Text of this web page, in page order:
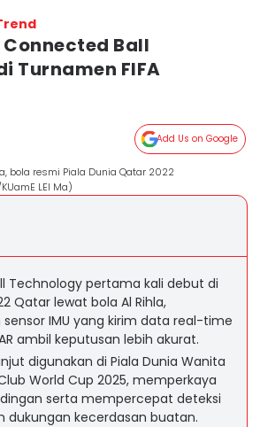
Ball
Turnamen FIFA
Add Us on Google
bola resmi Piala Dunia Qatar 2022
LEI Ma)
Technology pertama kali debut di
Qatar lewat bola Al Rihla,
IMU yang kirim data real-time
ambil keputusan lebih akurat.
digunakan di Piala Dunia Wanita
World Cup 2025, memperkaya
serta mempercepat deteksi
dukungan kecerdasan buatan.